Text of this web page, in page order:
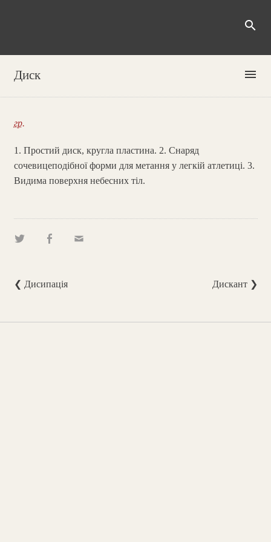
search
Диск menu
гр.
1. Простий диск, кругла пластина. 2. Снаряд
сочевицеподібної форми для метання у легкій атлетиці. 3.
Видима поверхня небесних тіл.
❮ Дисипація Дискант ❯